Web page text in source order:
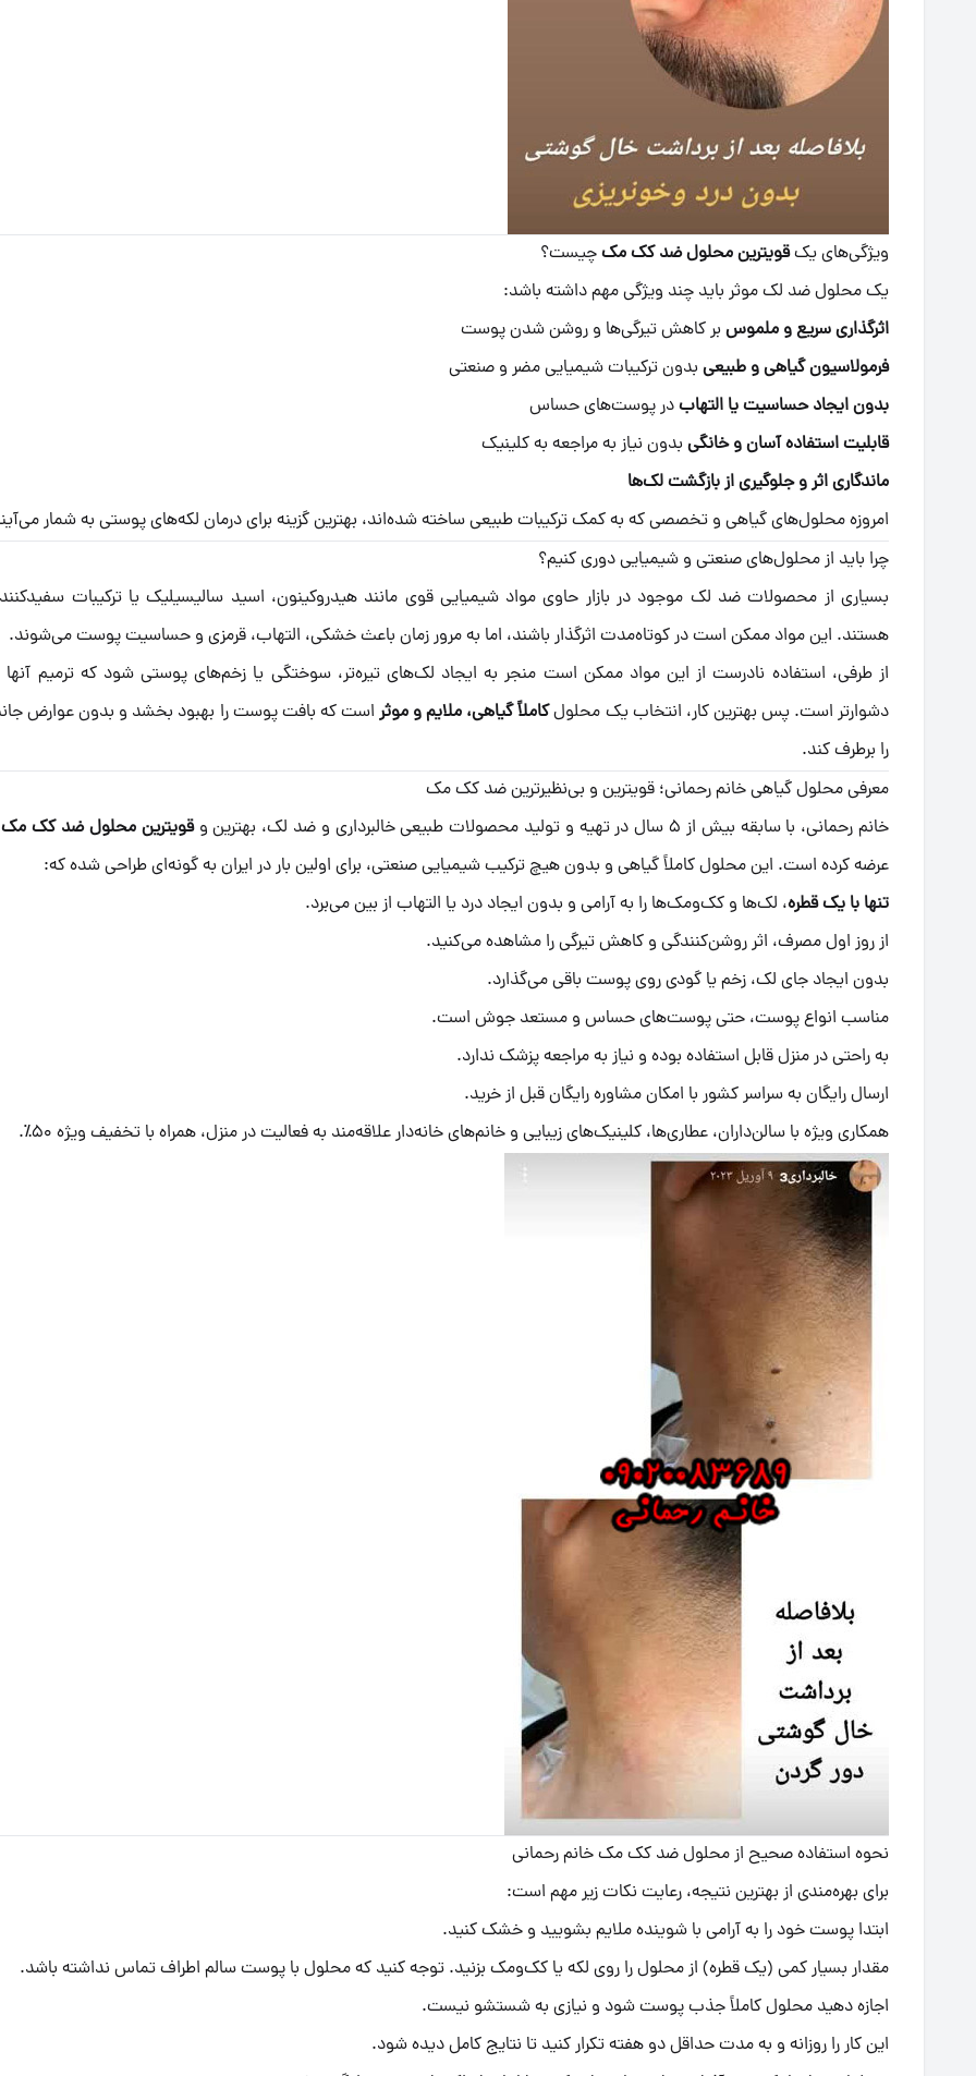
ویژگی‌های یکقویترین محلول ضد کک مکچیست؟
یک محلول ضد لک موثر باید چند ویژگی مهم داشته باشد:
اثرگذاری سریع و ملموس بر کاهش تیرگی‌ها و روشن شدن پوست
فرمولاسیون گیاهی و طبیعی بدون ترکیبات شیمیایی مضر و صنعتی
بدون ایجاد حساسیت یا التهابدر پوست‌های حساس
قابلیت استفاده آسان و خانگی بدون نیاز به مراجعه به کلینیک
ماندگاری اثر و جلوگیری از بازگشت لک‌ها
امروزه محلول‌های گیاهی و تخصصی که به کمک ترکیبات طبیعی ساخته شده‌اند، بهترین گزینه برای درمان لکه‌های پوستی به شمار
چرا باید از محلول‌های صنعتی و شیمیایی دوری کنیم؟
بسیاری از محصولات ضد لک موجود در بازار حاوی مواد شیمیایی قوی مانند هیدروکینون، اسید سالیسیلیک یا ترکیبات
هستند. این مواد ممکن است در کوتاه‌مدت اثرگذار باشند، اما به مرور زمان باعث خشکی، التهاب، قرمزی و حساسیت پوست می‌شوند.
از طرفی، استفاده نادرست از این مواد ممکن است منجر به ایجاد لک‌های تیره‌تر، سوختگی یا زخم‌های پوستی شود که ترمیم آنها
دشوارتر است. پس بهترین کار، انتخاب یک محلولکاملاً گیاهی، ملایم و موثر است که بافت پوست را بهبود بخشد و بدون عوارض
را برطرف کند.
معرفی محلول گیاهی خانم رحمانی؛ قویترین و بی‌نظیرترین ضد کک مک
خانم رحمانی، با سابقه بیش از ۵ سال در تهیه و تولید محصولات طبیعی خالبرداری و ضد لک، بهترین و
قویترین محلول ضد کک مک
عرضه کرده است. این محلول کاملاً گیاهی و بدون هیچ ترکیب شیمیایی صنعتی، برای اولین بار در ایران به گونه‌ای طراحی شده که:
تنها با یک قطره، لک‌ها و کک‌ومک‌ها را به آرامی و بدون ایجاد درد یا التهاب از بین می‌برد.
از روز اول مصرف، اثر روشن‌کنندگی و کاهش تیرگی را مشاهده می‌کنید.
بدون ایجاد جای لک، زخم یا گودی روی پوست باقی می‌گذارد.
مناسب انواع پوست، حتی پوست‌های حساس و مستعد جوش است.
به راحتی در منزل قابل استفاده بوده و نیاز به مراجعه پزشک ندارد.
ارسال رایگان به سراسر کشور با امکان مشاوره رایگان قبل از خرید.
همکاری ویژه با سالن‌داران، عطاری‌ها، کلینیک‌های زیبایی و خانم‌های خانه‌دار علاقه‌مند به فعالیت در منزل، همراه با تخفیف ویژه ۵۰٪.
نحوه استفاده صحیح از محلول ضد کک مک خانم رحمانی
برای بهره‌مندی از بهترین نتیجه، رعایت نکات زیر مهم است:
ابتدا پوست خود را به آرامی با شوینده ملایم بشویید و خشک کنید.
مقدار بسیار کمی (یک قطره) از محلول را روی لکه یا کک‌ومک بزنید. توجه کنید که محلول با پوست سالم اطراف تماس نداشته باشد.
اجازه دهید محلول کاملاً جذب پوست شود و نیازی به شستشو نیست.
این کار را روزانه و به مدت حداقل دو هفته تکرار کنید تا نتایج کامل دیده شود.